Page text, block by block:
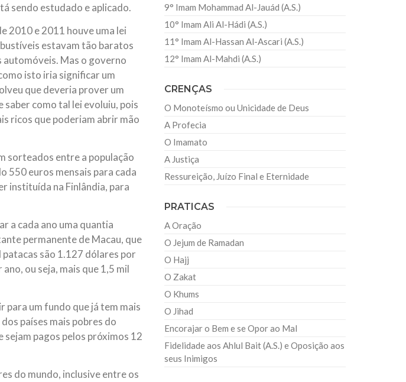
sendo estudado e aplicado.
2010 e 2011 houve uma lei
estavam tão baratos
automóveis. Mas o governo
isto iria significar um
que deveria prover um
como tal lei evoluiu, pois
ricos que poderiam abrir mão
sorteados entre a população
550 euros mensais para cada
instituída na Finlândia, para
a cada ano uma quantia
permanente de Macau, que
são 1.127 dólares por
ou seja, mais que 1,5 mil
para um fundo que já tem mais
países mais pobres do
sejam pagos pelos próximos 12
do mundo, inclusive entre os
9° Imam Mohammad Al-Jauád (A.S.)
10° Imam Ali Al-Hádi (A.S.)
11° Imam Al-Hassan Al-Ascari (A.S.)
12° Imam Al-Mahdi (A.S.)
CRENÇAS
O Monoteísmo ou Unicidade de Deus
A Profecia
O Imamato
A Justiça
Ressureição, Juízo Final e Eternidade
PRATICAS
A Oração
O Jejum de Ramadan
O Hajj
O Zakat
O Khums
O Jihad
Encorajar o Bem e se Opor ao Mal
Fidelidade aos Ahlul Bait (A.S.) e Oposição aos
seus Inimigos